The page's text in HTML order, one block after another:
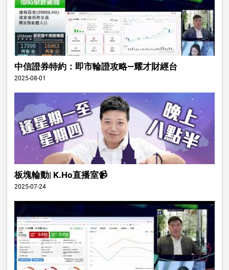
中信證券特約：即市輪證攻略—耀才財經台
2025-08-01
板塊輪動| K.Ho直播室📹
2025-07-24